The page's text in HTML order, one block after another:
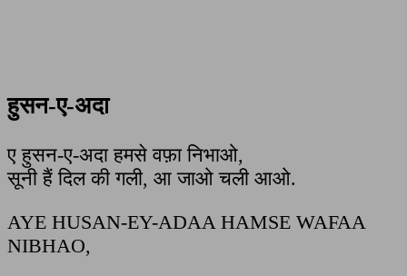
हुसन-ए-अदा
ए हुसन-ए-अदा हमसे वफ़ा निभाओ,
सूनी हैं दिल की गली, आ जाओ चली आओ.
AYE HUSAN-EY-ADAA HAMSE WAFAA
NIBHAO,